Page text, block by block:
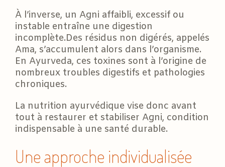
À l’inverse, un Agni affaibli, excessif ou
instable entraîne une digestion
incomplète.Des résidus non digérés, appelés
Ama, s’accumulent alors dans l’organisme.
En Ayurveda, ces toxines sont à l’origine de
nombreux troubles digestifs et pathologies
chroniques.
La nutrition ayurvédique vise donc avant
tout à restaurer et stabiliser Agni, condition
indispensable à une santé durable.
Une approche individualisée